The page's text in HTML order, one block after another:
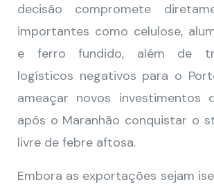
decisão compromete
importantes como celulose,
e ferro fundido, além de
logísticos negativos para o
ameaçar novos investimentos
após o Maranhão conquistar o
livre de febre aftosa.
Embora as exportações sejam